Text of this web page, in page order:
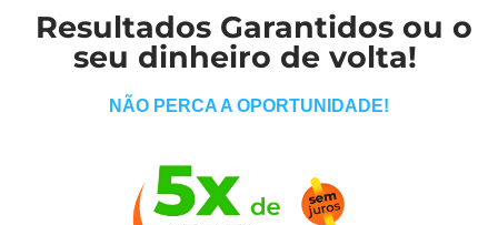
Resultados Garantidos ou o
seu dinheiro de volta!
NÃO PERCA A OPORTUNIDADE!